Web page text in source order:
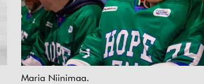
Maria Niinimaa.